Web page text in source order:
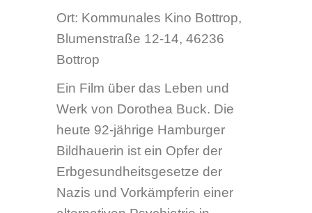
alternativen Psychiatrie in
Deutschland.
mehr Infos zum Film unter:
11.00 Uhr in Anwesenheit von
Dorothea Buck
14.30 Uhr in Anwesenheit der
Filmemacherin Alexandra
Pohlmeier
17.00 Uhr in Anwesenheit der